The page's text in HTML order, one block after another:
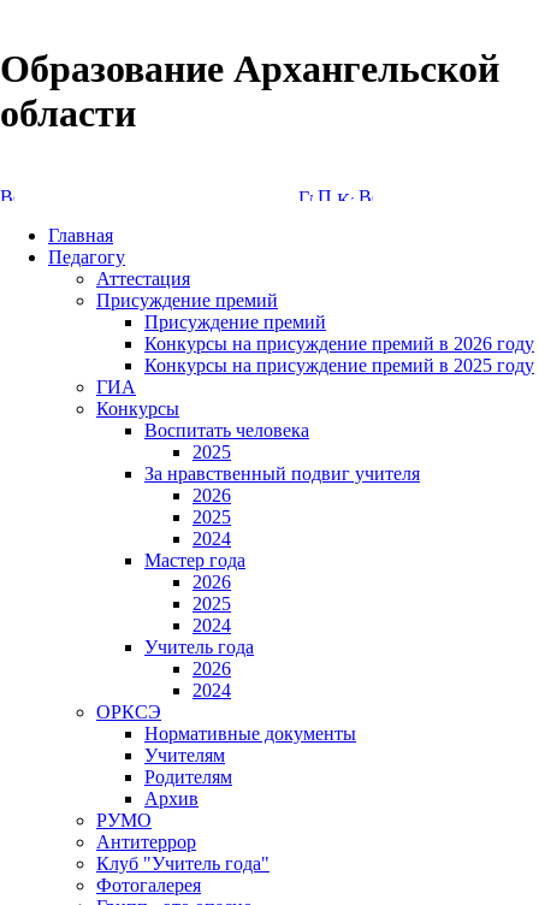
Образование Архангельской
области
Главная
Педагогу
Аттестация
Присуждение премий
Присуждение премий
Конкурсы на присуждение премий в 2026 году
Конкурсы на присуждение премий в 2025 году
ГИА
Конкурсы
Воспитать человека
2025
За нравственный подвиг учителя
2026
2025
2024
Мастер года
2026
2025
2024
Учитель года
2026
2024
ОРКСЭ
Нормативные документы
Учителям
Родителям
Архив
РУМО
Антитеррор
Клуб "Учитель года"
Фотогалерея